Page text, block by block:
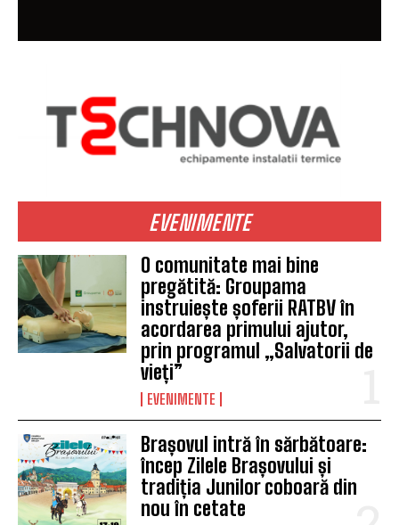
EVENIMENTE
O comunitate mai bine
pregătită: Groupama
instruiește șoferii RATBV în
acordarea primului ajutor,
prin programul „Salvatorii de
vieți”
EVENIMENTE
Brașovul intră în sărbătoare:
încep Zilele Brașovului și
tradiția Junilor coboară din
nou în cetate